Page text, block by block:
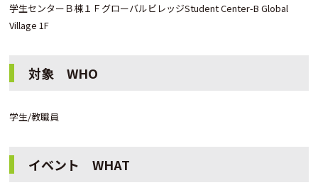
学生センターＢ棟１ＦグローバルビレッジStudent Center-B Global
Village 1F
対象 WHO
学生/教職員
イベント WHAT